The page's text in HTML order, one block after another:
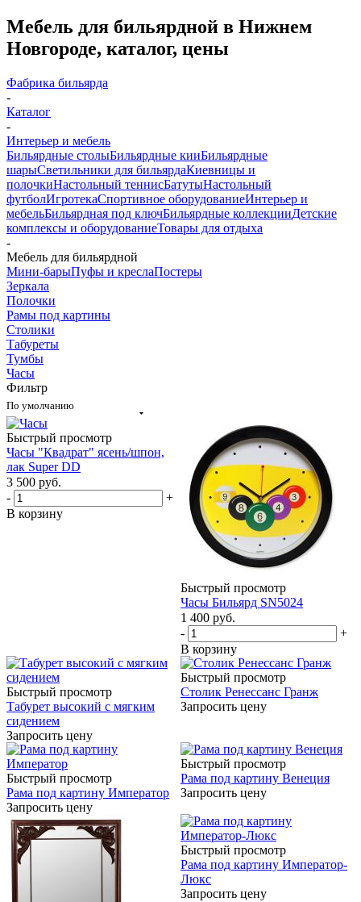
Мебель для бильярдной в Нижнем
Новгороде, каталог, цены
Фабрика бильярда
-
Каталог
-
Интерьер и мебель
Бильярдные столыБильярдные кииБильярдные
шарыСветильники для бильярдаКиевницы и
полочкиНастольный теннисБатутыНастольный
футболИгротекаСпортивное оборудованиеИнтерьер и
мебельБильярдная под ключБильярдные коллекцииДетские
комплексы и оборудованиеТовары для отдыха
-
Мебель для бильярдной
Мини-барыПуфы и креслаПостеры
Зеркала
Полочки
Рамы под картины
Столики
Табуреты
Тумбы
Часы
Фильтр
По умолчанию
Быстрый просмотр
Часы "Квадрат" ясень/шпон,
лак Super DD
3 500 руб.
-
+
В корзину
Быстрый просмотр
Часы Бильярд SN5024
1 400 руб.
-
+
В корзину
Быстрый просмотр
Табурет высокий с мягким
сидением
Запросить цену
Быстрый просмотр
Столик Ренессанс Гранж
Запросить цену
Быстрый просмотр
Рама под картину Император
Запросить цену
Быстрый просмотр
Рама под картину Венеция
Запросить цену
Быстрый просмотр
Рама под картину Император-
Люкс
Запросить цену